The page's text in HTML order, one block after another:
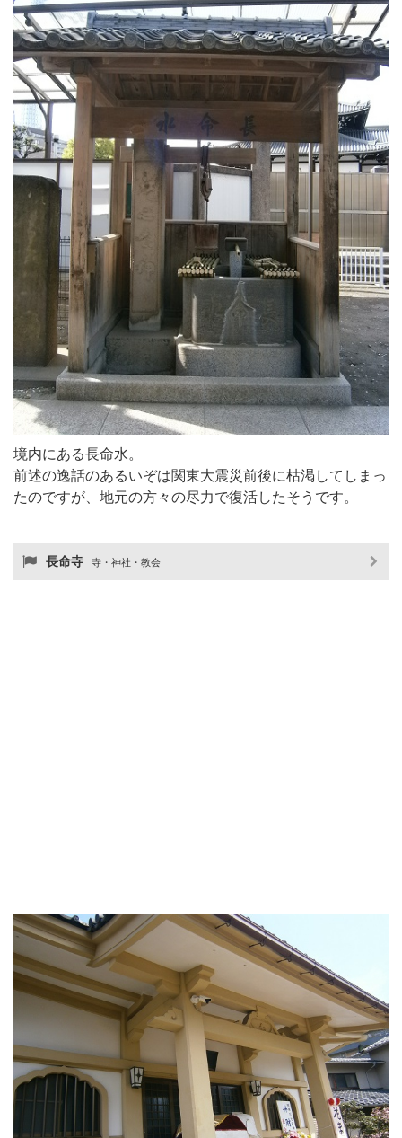
境内にある長命水。
前述の逸話のあるいぞは関東大震災前後に枯渇してしまっ
たのですが、地元の方々の尽力で復活したそうです。
長命寺 寺・神社・教会